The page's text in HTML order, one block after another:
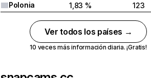
Polonia
1,83 % 123
Ver todos los países →
10 veces más información diaria. ¡Gratis!